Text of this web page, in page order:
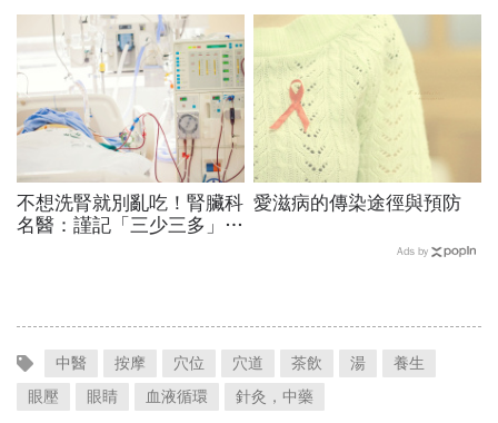
不想洗腎就別亂吃！腎臟科
名醫：謹記「三少三多」有
愛滋病的傳染途徑與預防
Ads by
中醫 按摩 穴位 穴道 茶飲 湯
養生
眼壓
眼睛 血液循環 針灸，中藥